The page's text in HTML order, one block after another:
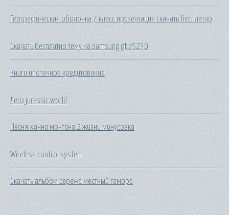
Географическая оболочка 7 класс презентация скачать бесплатно
Скачать бесплатно тему на samsung gt s5230
Книги ипотечное кредитование
Лего jurassic world
Песня ханна монтана 2 жизни минусовка
Wireless control system
Скачать альбом сережа местный гамора